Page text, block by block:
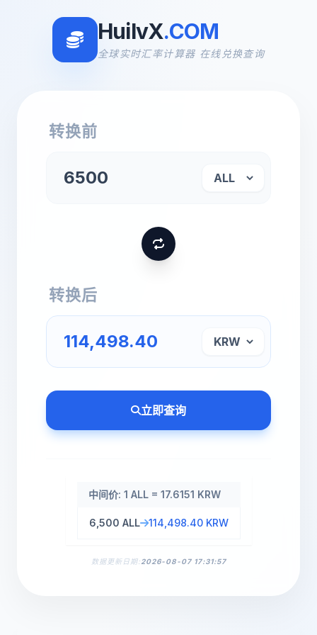
HuilvX.COM
全球实时汇率计算器 在线兑换查询
转换前
转换后
立即查询
中间价: 1 ALL = 17.6151 KRW
6,500 ALL 114,498.40 KRW
数据更新日期:2026-08-07 17:31:57